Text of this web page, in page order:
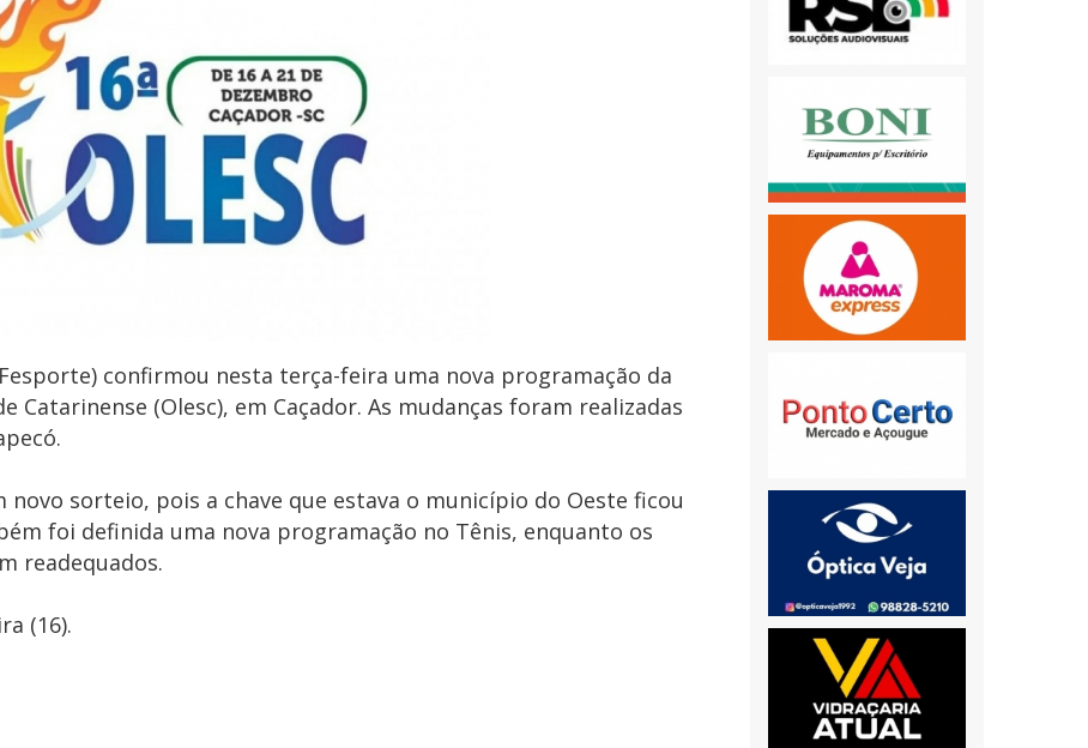
confirmou nesta terça-feira uma nova programação da
Catarinense (Olesc), em Caçador. As mudanças foram realizadas
novo sorteio, pois a chave que estava o município do Oeste ficou
foi definida uma nova programação no Tênis, enquanto os
readequados.
(16).